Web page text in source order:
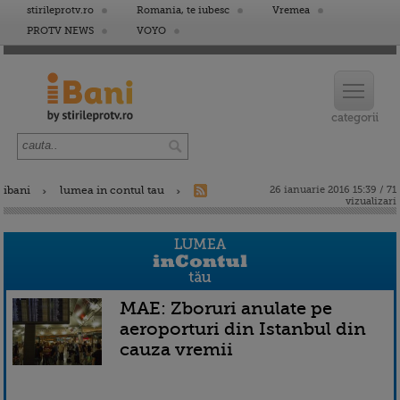
stirileprotv.ro Romania, te iubesc
Vremea
PROTV NEWS
VOYO
ibani lumea in contul tau
26 ianuarie 2016 15:39 / 71
vizualizari
MAE: Zboruri anulate pe
aeroporturi din Istanbul din
cauza vremii